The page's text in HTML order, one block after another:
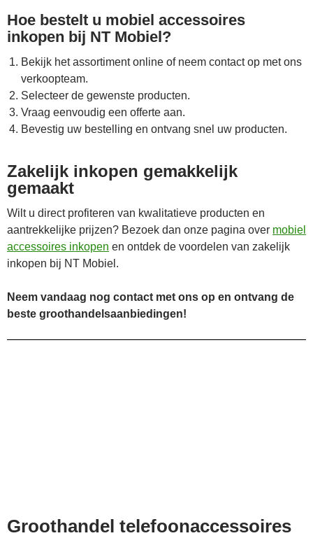
Hoe bestelt u mobiel accessoires
inkopen bij NT Mobiel?
Bekijk het assortiment online of neem contact op met ons
verkoopteam.
Selecteer de gewenste producten.
Vraag eenvoudig een offerte aan.
Bevestig uw bestelling en ontvang snel uw producten.
Zakelijk inkopen gemakkelijk
gemaakt
Wilt u direct profiteren van kwalitatieve producten en
aantrekkelijke prijzen? Bezoek dan onze pagina over mobiel
accessoires inkopen en ontdek de voordelen van zakelijk
inkopen bij NT Mobiel.
Neem vandaag nog contact met ons op en ontvang de
beste groothandelsaanbiedingen!
Groothandel telefoonaccessoires